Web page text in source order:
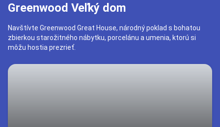
Greenwood Veľký dom
Navštívte Greenwood Great House, národný poklad s bohatou
zbierkou starožitného nábytku, porcelánu a umenia, ktorú si
môžu hostia prezrieť.